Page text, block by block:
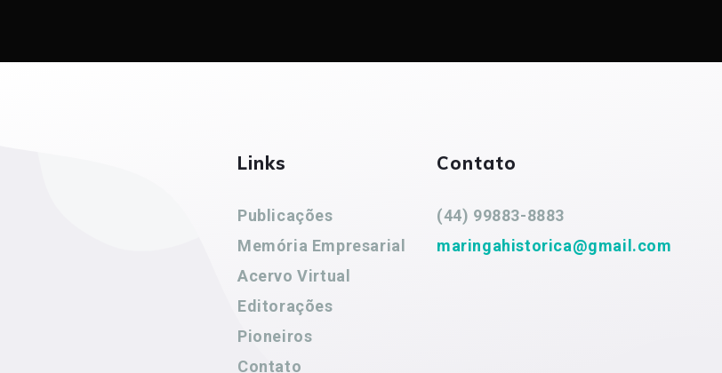
Links
Publicações
Memória Empresarial
Acervo Virtual
Editorações
Pioneiros
Contato
Contato
(44) 99883-8883
maringahistorica@gmail.com